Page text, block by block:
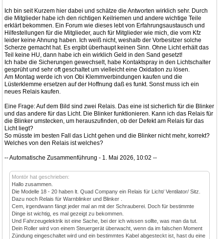
Ich bin seit Kurzem hier dabei und schätze die Antworten wirklich sehr. Durch
die Mitglieder habe ich den richtigen Keilriemen und andere wichtige Teile
erklärt bekommen. Ein Forum wie dieses lebt von Erfahrungsaustausch und
Hilfestellungen für die Mitglieder, auch für Mitglieder wie mich, die vom Kfz
leider keine Ahnung haben. Ich weiß nicht, weshalb der Vorbesitzer solche
Scherze gemacht hat. Es ergibt überhaupt keinen Sinn. Ohne Licht erhält das
Teil keine HU, dann habe ich ein wirklich Geld in den Sand gesetzt!
Ich habe die Sicherungen gewechselt, habe Kontaktspray in den Lichtschalter
gesprüht und sehr oft geschaltet um vielleicht eine Oxidation zu lösen.
Am Montag werde ich von Obi Klemmverbindungen kaufen und die
Lüsterklemme ersetzen auf der Hoffnung daß es funkt. Sonst muss ich ein
neues Relais kaufen.
Eine Frage: Auf dem Bild sind zwei Relais. Das eine ist sicherlich für die Blinker
und das andere für das Licht. Die Blinker funktionieren. Kann ich das Relais für
die Blinker umstecken, um herauszufinden, ob der Defekt am Relais für das
Licht liegt?
So müsste im besten Fall das Licht gehen und die Blinker nicht mehr, korrekt?
Welches von den Relais ist welches?
-- Automatische Zusammenführung - 1. Mai 2026, 10:02 --
Montör hat geschrieben:
Hallo zusammen.
Die Modelle 18 - 20 haben lt. Quad Company ein Relais für Licht/ Ventilator/ Sitz.
Dazu noch Relais für Warnblinker und Blinker .
Cem, irgendwann fängt jeder mal an mit der Schrauberei. Doch für bestimmte
Dinge ist wichtig, es mal gezeigt zu bekommen.
Und Fahrzeugelektrik ist eine Sache, bei der ich wissen sollte, was man da tut.
Dein Roller wird von einem Steuergerät überwacht, wenn da im falschen Moment
Zündung eingeschaltet wird und ein bestimmtes Kabel abgesteckt ist, hast du eine